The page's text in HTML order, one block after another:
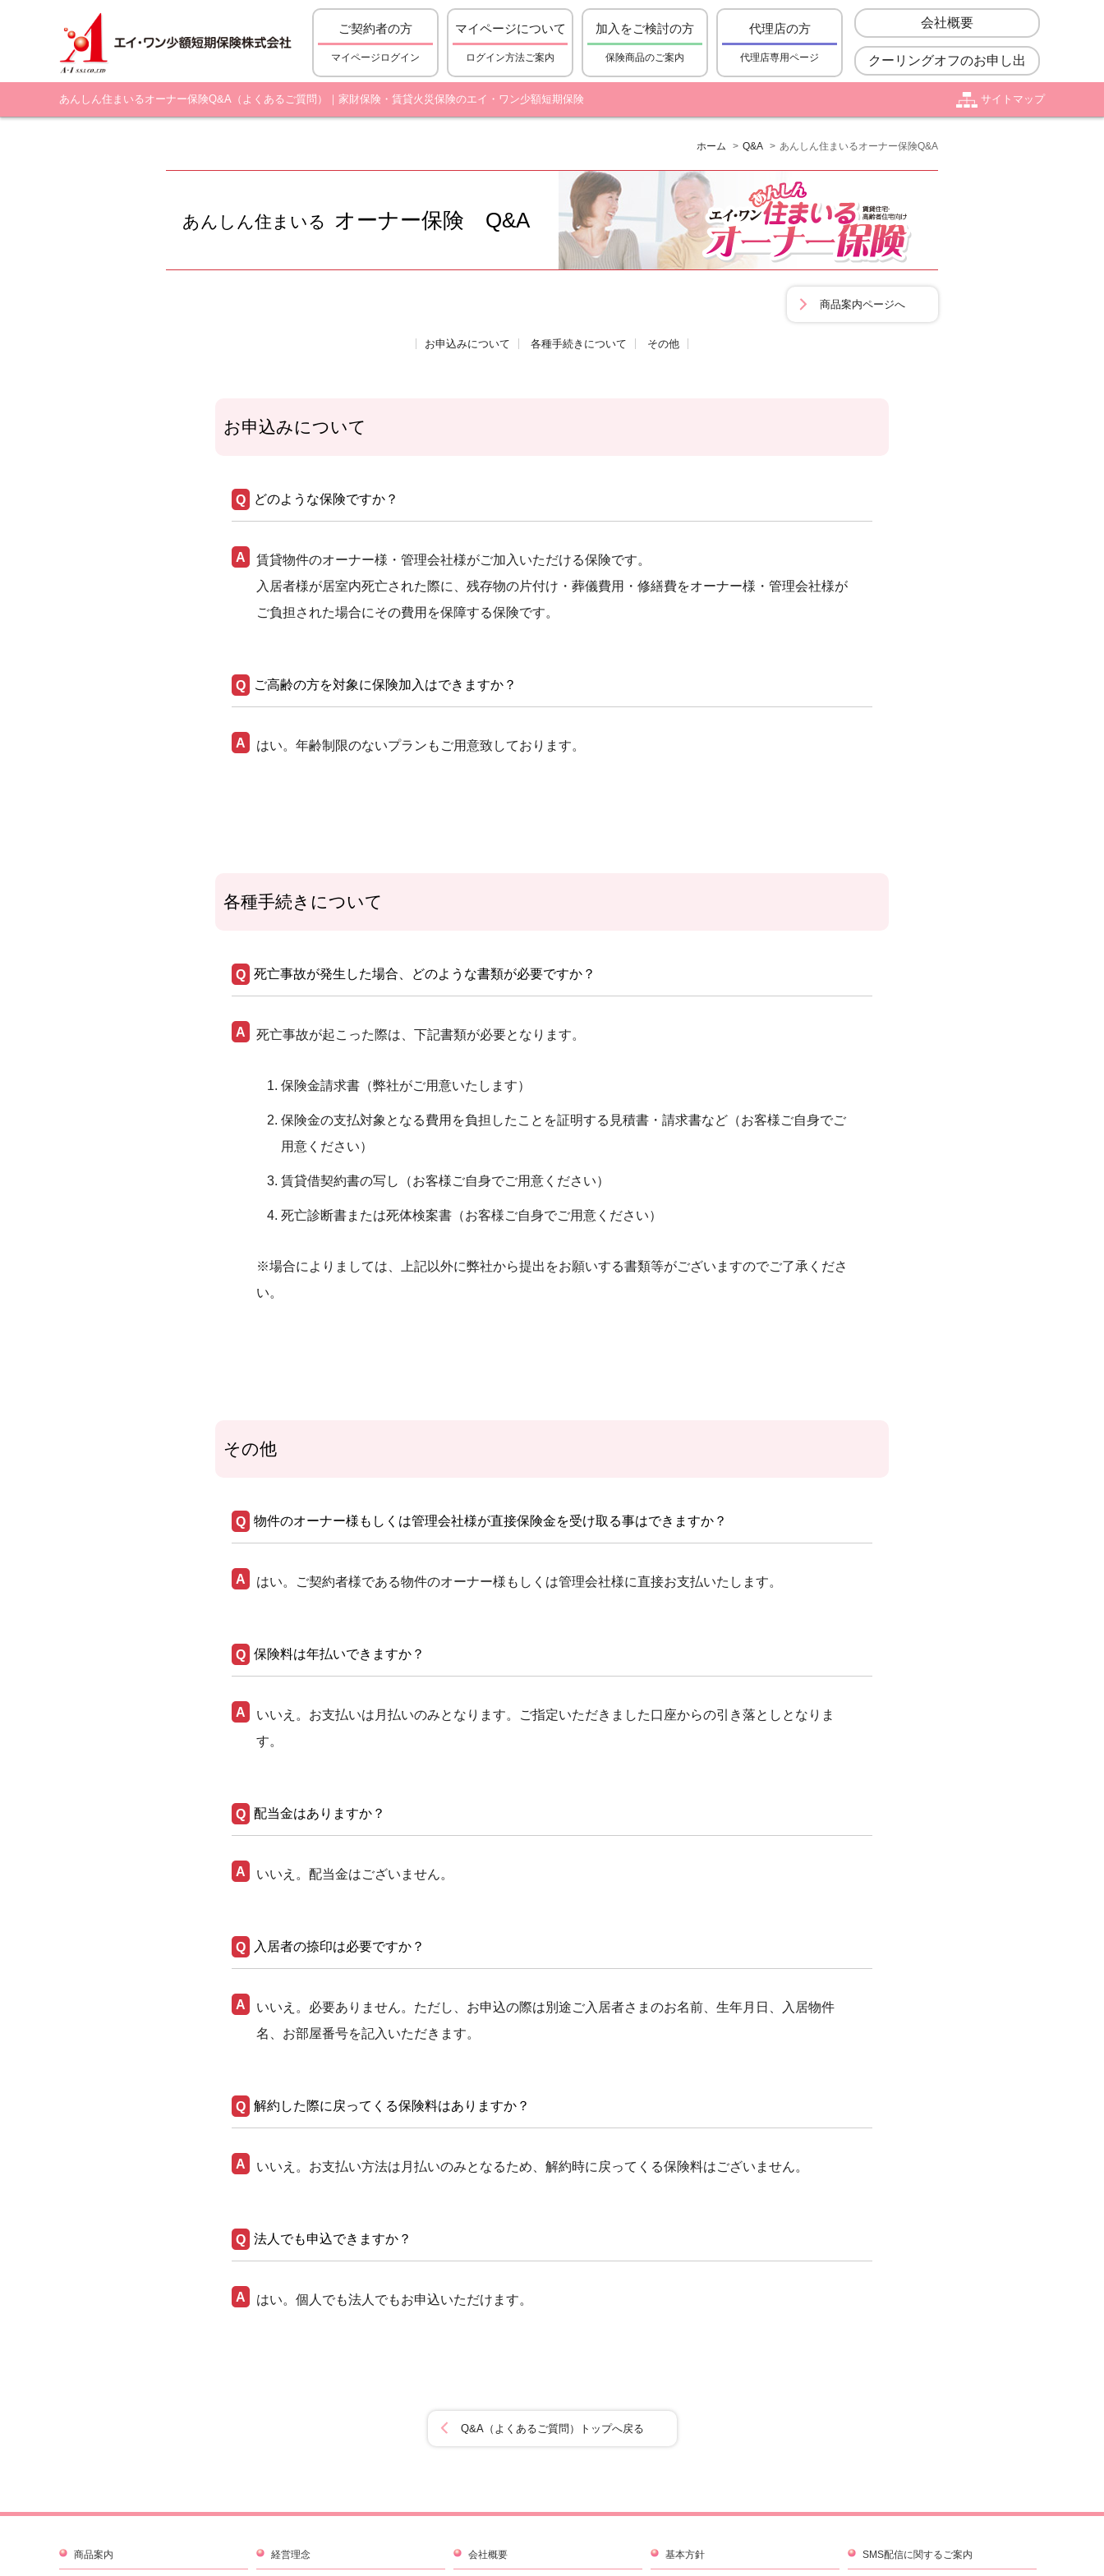
ご契約者の方
マイページログイン
マイページについて
ログイン方法ご案内
加入をご検討の方
保険商品のご案内
代理店の方
代理店専用ページ
会社概要
クーリングオフのお申し出
あんしん住まいるオーナー保険Q&A（よくあるご質問）｜家財保険・賃貸火災保険のエイ・ワン少額短期保険 サイトマップ
ホーム Q&A あんしん住まいるオーナー保険Q&A
あんしん住まいる オーナー保険 Q&A
商品案内ページへ
お申込みについて 各種手続きについて その他
お申込みについて
どのような保険ですか？
賃貸物件のオーナー様・管理会社様がご加入いただける保険です。
入居者様が居室内死亡された際に、残存物の片付け・葬儀費用・修繕費をオーナー様・管理会社様が
ご負担された場合にその費用を保障する保険です。
ご高齢の方を対象に保険加入はできますか？
はい。年齢制限のないプランもご用意致しております。
各種手続きについて
死亡事故が発生した場合、どのような書類が必要ですか？
死亡事故が起こった際は、下記書類が必要となります。
保険金請求書（弊社がご用意いたします）
保険金の支払対象となる費用を負担したことを証明する見積書・請求書など（お客様ご自身でご
用意ください）
賃貸借契約書の写し（お客様ご自身でご用意ください）
死亡診断書または死体検案書（お客様ご自身でご用意ください）
※場合によりましては、上記以外に弊社から提出をお願いする書類等がございますのでご了承くださ
い。
その他
物件のオーナー様もしくは管理会社様が直接保険金を受け取る事はできますか？
はい。ご契約者様である物件のオーナー様もしくは管理会社様に直接お支払いたします。
保険料は年払いできますか？
いいえ。お支払いは月払いのみとなります。ご指定いただきました口座からの引き落としとなりま
す。
配当金はありますか？
いいえ。配当金はございません。
入居者の捺印は必要ですか？
いいえ。必要ありません。ただし、お申込の際は別途ご入居者さまのお名前、生年月日、入居物件
名、お部屋番号を記入いただきます。
解約した際に戻ってくる保険料はありますか？
いいえ。お支払い方法は月払いのみとなるため、解約時に戻ってくる保険料はございません。
法人でも申込できますか？
はい。個人でも法人でもお申込いただけます。
Q&A（よくあるご質問）トップへ戻る
商品案内 経営理念 会社概要 基本方針 SMS配信に関するご案内